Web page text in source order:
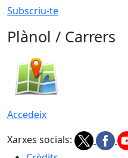
Subscriu-te
Plànol / Carrers
Accedeix
Xarxes socials: